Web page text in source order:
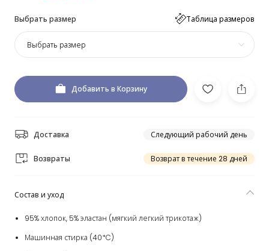
Выбрать размер Таблица размеров
Выбрать размер
Добавить в Корзину
Доставка Следующий рабочий день
Возвраты Возврат в течение 28 дней
Состав и уход
95% хлопок, 5% эластан (мягкий легкий трикотаж)
Машинная стирка (40*C)